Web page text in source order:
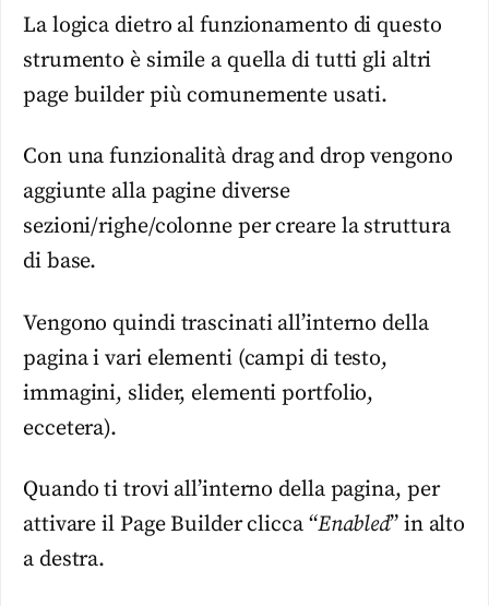
La logica dietro al funzionamento di questo
strumento è simile a quella di tutti gli altri
page builder più comunemente usati.
Con una funzionalità drag and drop vengono
aggiunte alla pagine diverse
sezioni/righe/colonne per creare la struttura
di base.
Vengono quindi trascinati all’interno della
pagina i vari elementi (campi di testo,
immagini, slider, elementi portfolio,
eccetera).
Quando ti trovi all’interno della pagina, per
attivare il Page Builder clicca “Enabled” in alto
a destra.